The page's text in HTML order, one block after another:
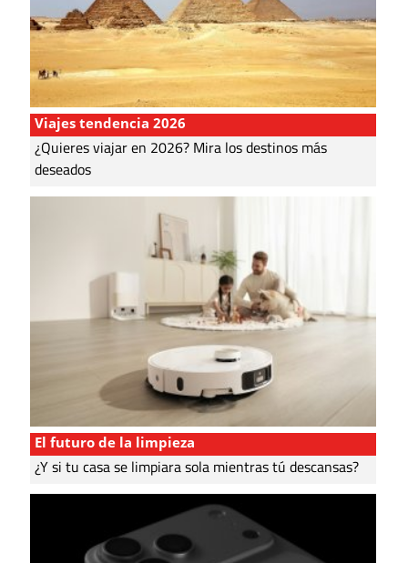
Viajes tendencia 2026
¿Quieres viajar en 2026? Mira los destinos más
deseados
El futuro de la limpieza
¿Y si tu casa se limpiara sola mientras tú descansas?